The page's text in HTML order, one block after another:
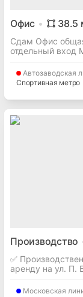
Офис 38.5
Сдам Офис
отдельный вход
Автозаводская
Спортивная метро
Производство
✅
аренду на ул. П.
Московская